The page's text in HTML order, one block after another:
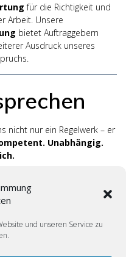
und unseren Service zu
für die Richtigkeit und
Arbeit. Unsere
bietet Auftraggebern
Ausdruck unseres
nicht nur ein Regelwerk – er
Unabhängig.
legen, sind Sie bei
richtig.
für ein unverbindliches
kompetent und